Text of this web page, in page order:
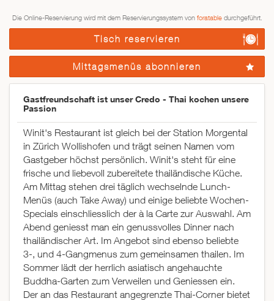
Die Online-Reservierung wird mit dem Reservierungssystem von foratabledurchgeführt.
Tisch reservieren
Mittagsmenüs abonnieren
Gastfreundschaft ist unser Credo - Thai kochen unsere
Passion
Winit's Restaurant ist gleich bei der Station Morgental
in Zürich Wollishofen und trägt seinen Namen vom
Gastgeber höchst persönlich. Winit's steht für eine
frische und liebevoll zubereitete thailändische Küche.
Am Mittag stehen drei täglich wechselnde Lunch-
Menüs (auch Take Away) und einige beliebte Wochen-
Specials einschliesslich der à la Carte zur Auswahl. Am
Abend geniesst man ein genussvolles Dinner nach
thailändischer Art. Im Angebot sind ebenso beliebte
3-, und 4-Gangmenus zum gemeinsamen thailen. Im
Sommer lädt der herrlich asiatisch angehauchte
Buddha-Garten zum Verweilen und Geniessen ein.
Der an das Restaurant angegrenzte Thai-Corner bietet